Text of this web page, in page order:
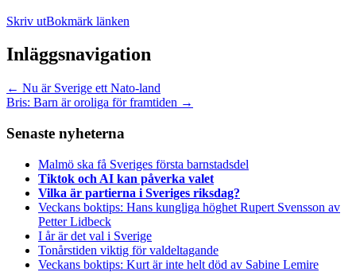
Skriv utBokmärk länken
Inläggsnavigation
← Nu är Sverige ett Nato-land
Bris: Barn är oroliga för framtiden →
Senaste nyheterna
Malmö ska få Sveriges första barnstadsdel
Tiktok och AI kan påverka valet
Vilka är partierna i Sveriges riksdag?
Veckans boktips: Hans kungliga höghet Rupert Svensson av
Petter Lidbeck
I år är det val i Sverige
Tonårstiden viktig för valdeltagande
Veckans boktips: Kurt är inte helt död av Sabine Lemire